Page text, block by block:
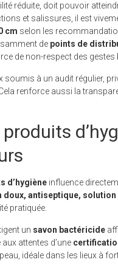
réduite, doit pouvoir
et salissures, il est
cm selon les
de points de
de non-respect des gestes
soumis à un audit régulier,
renforce aussi la
d’hygiène influence
doux, antiseptique,
pratiquée.
un savon bactéricide
attentes d’une
idéale dans les lieux à